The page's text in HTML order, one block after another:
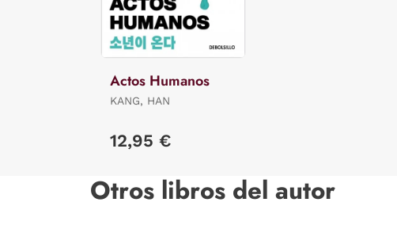
Actos Humanos
KANG, HAN
12,95 €
Otros libros del autor